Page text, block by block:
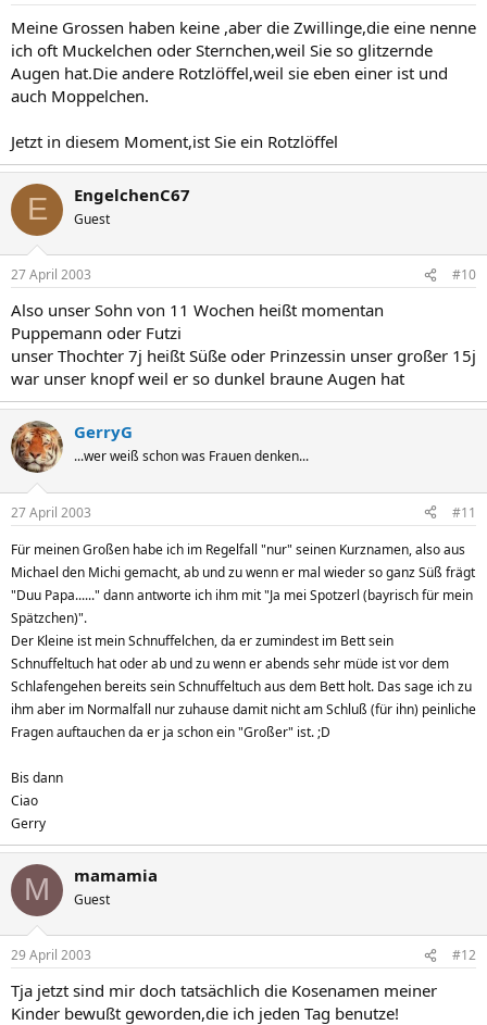
Meine Grossen haben keine ,aber die Zwillinge,die eine nenne
ich oft Muckelchen oder Sternchen,weil Sie so glitzernde
Augen hat.Die andere Rotzlöffel,weil sie eben einer ist und
auch Moppelchen.
Jetzt in diesem Moment,ist Sie ein Rotzlöffel
E EngelchenC67
Guest
27 April 2003 #10
Also unser Sohn von 11 Wochen heißt momentan
Puppemann oder Futzi
unser Thochter 7j heißt Süße oder Prinzessin unser großer 15j
war unser knopf weil er so dunkel braune Augen hat
GerryG
...wer weiß schon was Frauen denken...
27 April 2003
#11
Für meinen Großen habe ich im Regelfall "nur" seinen Kurznamen, also aus
Michael den Michi gemacht, ab und zu wenn er mal wieder so ganz Süß frägt
"Duu Papa......" dann antworte ich ihm mit "Ja mei Spotzerl (bayrisch für mein
Spätzchen)".
Der Kleine ist mein Schnuffelchen, da er zumindest im Bett sein
Schnuffeltuch hat oder ab und zu wenn er abends sehr müde ist vor dem
Schlafengehen bereits sein Schnuffeltuch aus dem Bett holt. Das sage ich zu
ihm aber im Normalfall nur zuhause damit nicht am Schluß (für ihn) peinliche
Fragen auftauchen da er ja schon ein "Großer" ist. ;D
Bis dann
Ciao
Gerry
M mamamia
Guest
29 April 2003 #12
Tja jetzt sind mir doch tatsächlich die Kosenamen meiner
Kinder bewußt geworden,die ich jeden Tag benutze!